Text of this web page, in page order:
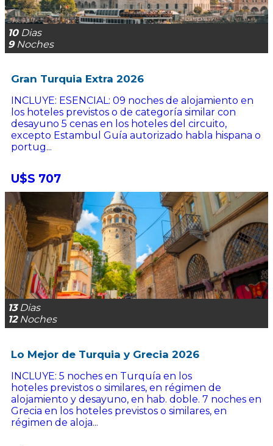
10Dias
9Noches
Gran Turquia Extra 2026
INCLUYE: ESENCIAL: 09 noches de alojamiento en
los hoteles previstos o de categoría similar con
desayuno 5 cenas en los hoteles del circuito,
excepto Estambul Guía autorizado habla hispana o
portug...
U$S 707
13Dias
12Noches
Lo Mejor de Turquia y Grecia 2026
INCLUYE: 5 noches en Turquía en los
hoteles previstos o similares, en régimen de
alojamiento y desayuno, en hab. doble. 7 noches en
Grecia en los hoteles previstos o similares, en
régimen de aloja...